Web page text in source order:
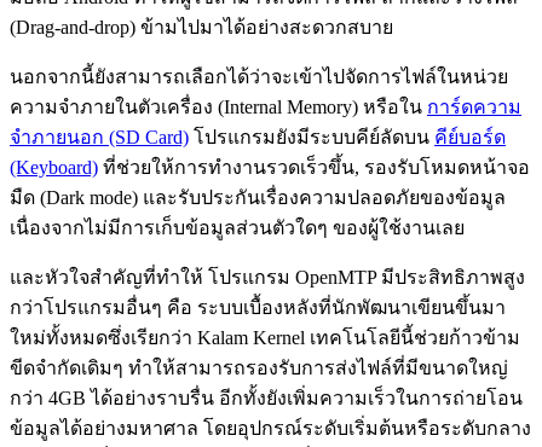
(Drag-and-drop) ข้ามไปมาได้อย่างสะดวกสบาย
นอกจากนี้ยังสามารถเลือกได้ว่าจะเข้าไปจัดการไฟล์ในหน่วย
ความจำภายในตัวเครื่อง (Internal Memory) หรือใน การ์ดความ
จำภายนอก (SD Card) โปรแกรมยังมีระบบคีย์ลัดบน คีย์บอร์ด
(Keyboard) ที่ช่วยให้การทำงานรวดเร็วขึ้น, รองรับโหมดหน้าจอ
มืด (Dark mode) และรับประกันเรื่องความปลอดภัยของข้อมูล
เนื่องจากไม่มีการเก็บข้อมูลส่วนตัวใดๆ ของผู้ใช้งานเลย
และหัวใจสำคัญที่ทำให้ โปรแกรม OpenMTP มีประสิทธิภาพสูง
กว่าโปรแกรมอื่นๆ คือ ระบบเบื้องหลังที่นักพัฒนาเขียนขึ้นมา
ใหม่ทั้งหมดซึ่งเรียกว่า Kalam Kernel เทคโนโลยีนี้ช่วยก้าวข้าม
ขีดจำกัดเดิมๆ ทำให้สามารถรองรับการส่งไฟล์ที่มีขนาดใหญ่
กว่า 4GB ได้อย่างราบรื่น อีกทั้งยังเพิ่มความเร็วในการถ่ายโอน
ข้อมูลได้อย่างมหาศาล โดยอุปกรณ์ระดับเริ่มต้นหรือระดับกลาง